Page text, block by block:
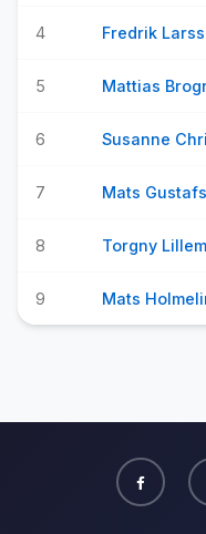
4 Fredrik
5 Mattias
6 Susanne
7 Mats
8 Torgny
9 Mats